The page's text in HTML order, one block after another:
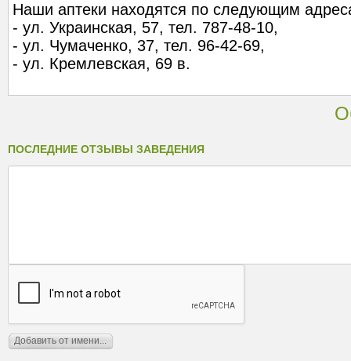
Наши аптеки находятся по следующим
- ул. Украинская, 57, тел. 787-48-10,
- ул. Чумаченко, 37, тел. 96-42-69,
- ул. Кремлевская, 69 в.
ПОСЛЕДНИЕ ОТЗЫВЫ ЗАВЕДЕНИЯ